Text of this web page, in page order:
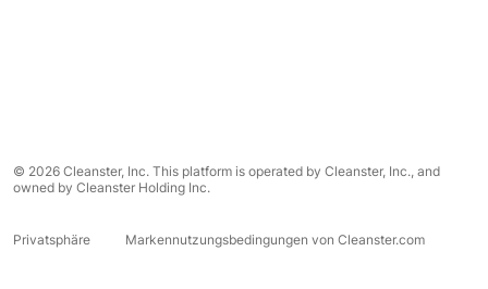
© 2026 Cleanster, Inc. This platform is operated by Cleanster, Inc., and
owned by Cleanster Holding Inc.
Privatsphäre Markennutzungsbedingungen von Cleanster.com